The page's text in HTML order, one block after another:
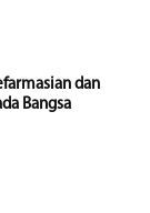
dan
Bangsa